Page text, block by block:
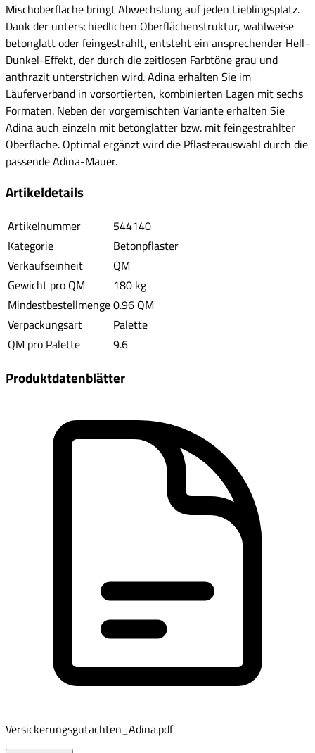
Mischoberfläche bringt Abwechslung auf jeden Lieblingsplatz.
Dank der unterschiedlichen Oberflächenstruktur, wahlweise
betonglatt oder feingestrahlt, entsteht ein ansprechender Hell-
Dunkel-Effekt, der durch die zeitlosen Farbtöne grau und
anthrazit unterstrichen wird. Adina erhalten Sie im
Läuferverband in vorsortierten, kombinierten Lagen mit sechs
Formaten. Neben der vorgemischten Variante erhalten Sie
Adina auch einzeln mit betonglatter bzw. mit feingestrahlter
Oberfläche. Optimal ergänzt wird die Pflasterauswahl durch die
passende Adina-Mauer.
Artikeldetails
Artikelnummer
544140
Kategorie
Betonpflaster
Verkaufseinheit
QM
Gewicht pro QM
180 kg
Mindestbestellmenge0.96 QM
Verpackungsart
Palette
QM pro Palette
9.6
Produktdatenblätter
Versickerungsgutachten_Adina.pdf